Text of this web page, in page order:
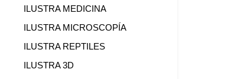
ILUSTRA MEDICINA
ILUSTRA MICROSCOPÍA
ILUSTRA REPTILES
ILUSTRA 3D